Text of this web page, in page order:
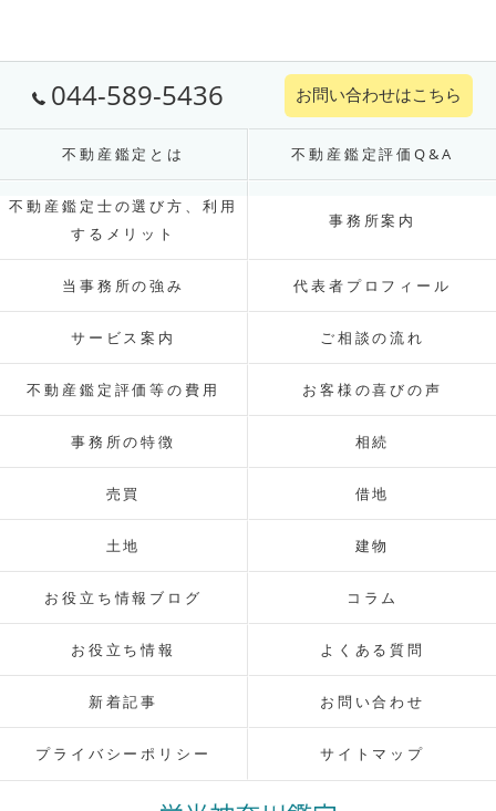
044-589-5436 お問い合わせはこちら
不動産鑑定とは 不動産鑑定評価Q&A
不動産鑑定士の選び方、利用
するメリット
事務所案内
当事務所の強み 代表者プロフィール
サービス案内 ご相談の流れ
不動産鑑定評価等の費用 お客様の喜びの声
事務所の特徴 相続
売買 借地
土地 建物
お役立ち情報ブログ コラム
お役立ち情報 よくある質問
新着記事 お問い合わせ
プライバシーポリシー サイトマップ